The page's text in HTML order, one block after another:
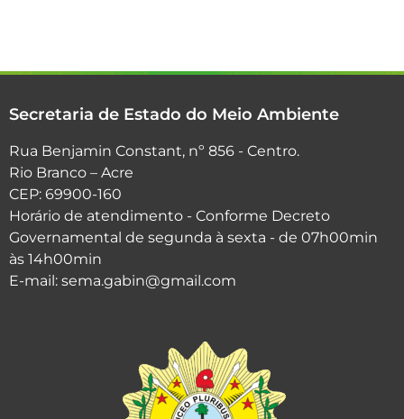
Secretaria de Estado do Meio Ambiente
Rua Benjamin Constant, nº 856 - Centro.
Rio Branco – Acre
CEP: 69900-160
Horário de atendimento - Conforme Decreto
Governamental de segunda à sexta - de 07h00min
às 14h00min
E-mail: sema.gabin@gmail.com